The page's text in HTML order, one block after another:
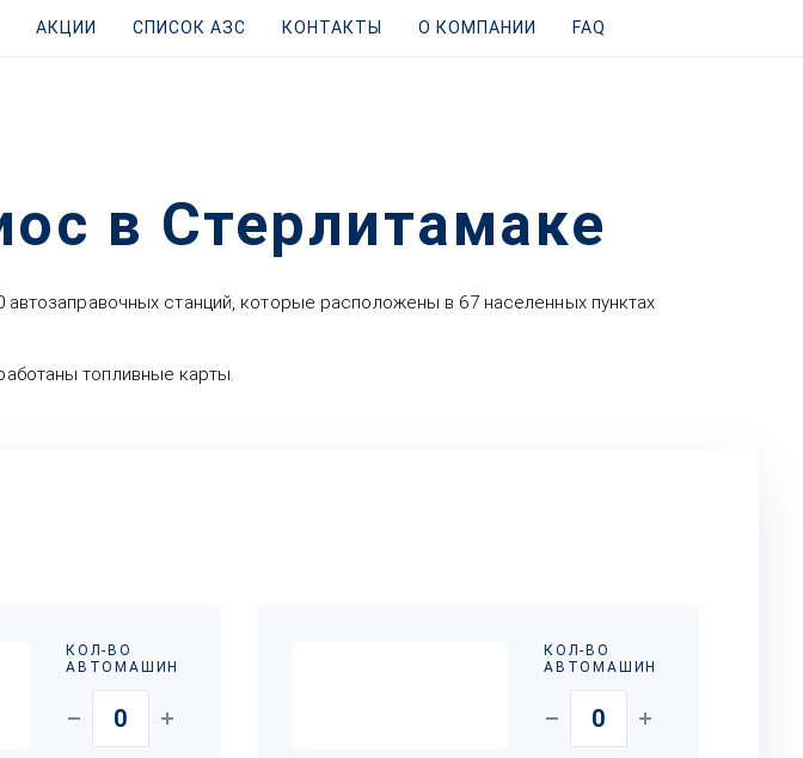
АКЦИИ СПИСОК АЗС КОНТАКТЫ О КОМПАНИИ FAQ
в Стерлитамаке
станций, которые расположены в 67 населенных пунктах
топливные карты.
КОЛ-ВО
АВТОМАШИН
КОЛ-ВО
АВТОМАШИН